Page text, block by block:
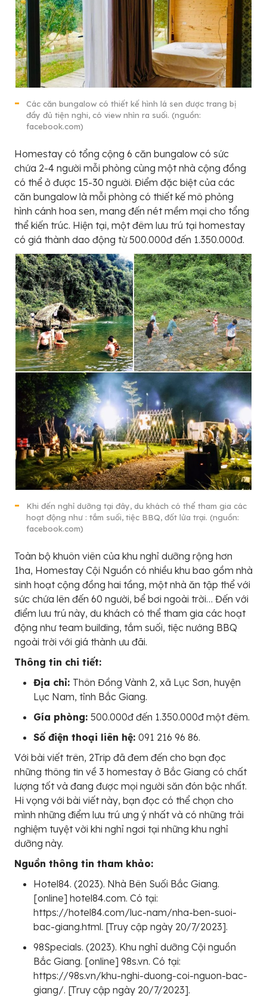
Các căn bungalow có thiết kế hình lá sen được trang bị
đầy đủ tiện nghi, có view nhìn ra suối. (nguồn:
facebook.com)
Homestay có tổng cộng 6 căn bungalow có sức
chứa 2-4 người mỗi phòng cùng một nhà cộng đồng
có thể ở được 15-30 người. Điểm đặc biệt của các
căn bungalow là mỗi phòng có thiết kế mô phỏng
hình cánh hoa sen, mang đến nét mềm mại cho tổng
thể kiến trúc. Hiện tại, một đêm lưu trú tại homestay
có giá thành dao động từ 500.000đ đến 1.350.000đ.
Khi đến nghỉ dưỡng tại đây, du khách có thể tham gia các
hoạt động như : tắm suối, tiệc BBQ, đốt lửa trại. (nguồn:
facebook.com)
Toàn bộ khuôn viên của khu nghỉ dưỡng rộng hơn
1ha, Homestay Cội Nguồn có nhiều khu bao gồm nhà
sinh hoạt cộng đồng hai tầng, một nhà ăn tập thể với
sức chứa lên đến 60 người, bể bơi ngoài trời… Đến với
điểm lưu trú này, du khách có thể tham gia các hoạt
động như team building, tắm suối, tiệc nướng BBQ
ngoài trời với giá thành ưu đãi.
Thông tin chi tiết:
Địa chỉ: Thôn Đồng Vành 2, xã Lục Sơn, huyện
Lục Nam, tỉnh Bắc Giang.
Gía phòng: 500.000đ đến 1.350.000đ một đêm.
Số điện thoại liên hệ: 091 216 96 86.
Với bài viết trên, 2Trip đã đem đến cho bạn đọc
những thông tin về 3 homestay ở Bắc Giang có chất
lượng tốt và đang được mọi người săn đón bậc nhất.
Hi vọng với bài viết này, bạn đọc có thể chọn cho
mình những điểm lưu trú ưng ý nhất và có những trải
nghiệm tuyệt vời khi nghỉ ngơi tại những khu nghỉ
dưỡng này.
Nguồn thông tin tham khảo:
Hotel84. (2023). Nhà Bên Suối Bắc Giang.
[online] hotel84.com. Có tại:
https://hotel84.com/luc-nam/nha-ben-suoi-
bac-giang.html. [Truy cập ngày 20/7/2023].
98Specials. (2023). Khu nghỉ dưỡng Cội nguồn
Bắc Giang. [online] 98s.vn. Có tại:
https://98s.vn/khu-nghi-duong-coi-nguon-bac-
giang/. [Truy cập ngày 20/7/2023].